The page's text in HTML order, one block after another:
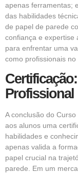
apenas ferramentas;
das habilidades
de papel de parede
confiança e expertise
para enfrentar uma
como profissionais
Profissional
A conclusão do
aos alunos uma
habilidades e
apenas valida a
papel crucial na
parede. Em um